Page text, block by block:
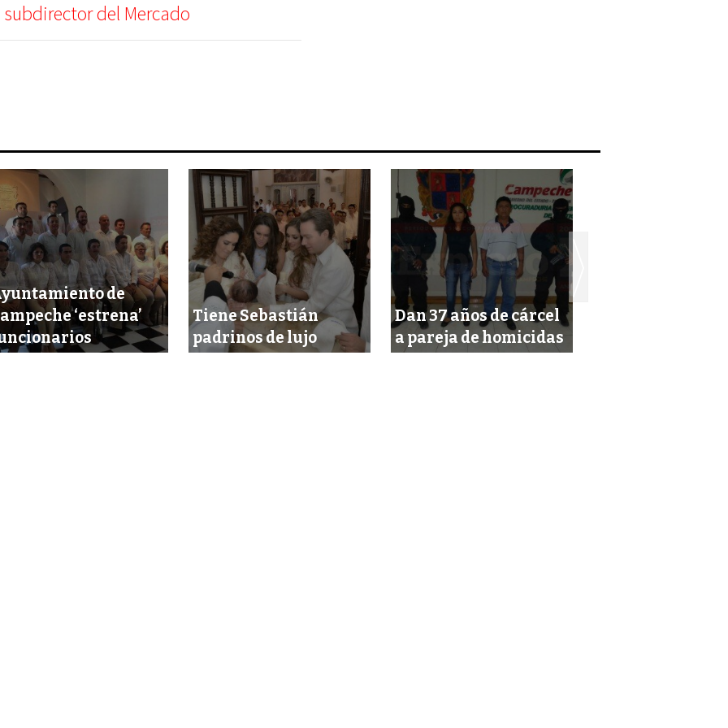
del Mercado
de
‘estrena’
Tiene Sebastián
padrinos de lujo
Dan 37 años de cárcel
a pareja de homicidas